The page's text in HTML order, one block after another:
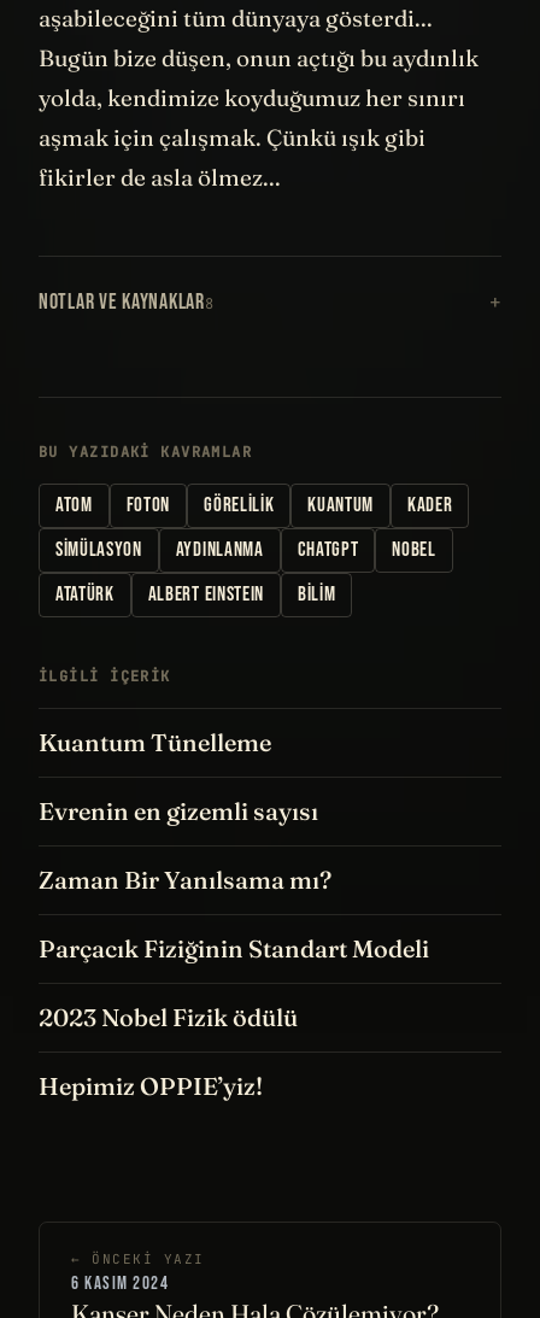
Atatürk, bilimin ve aklın ışığının her engeli
aşabileceğini tüm dünyaya gösterdi...
Bugün bize düşen, onun açtığı bu aydınlık
yolda, kendimize koyduğumuz her sınırı
aşmak için çalışmak. Çünkü ışık gibi
BU YAZIDAKI KAVRAMLAR
ATOM FOTON GÖRELILIK KUANTUM
KADER
SIMÜLASYON
AYDINLANMA CHATGPT
İLGILI IÇERIK
Kuantum Tünelleme
Evrenin en gizemli sayısı
Zaman Bir Yanılsama mı?
Parçacık Fiziğinin Standart Modeli
2023 Nobel Fizik ödülü